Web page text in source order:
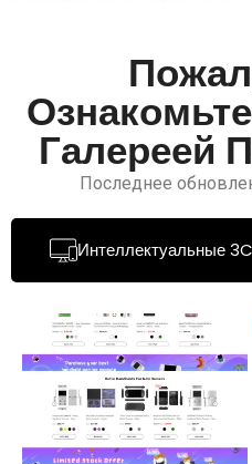
Галереей
Последнее
Интеллектуальные